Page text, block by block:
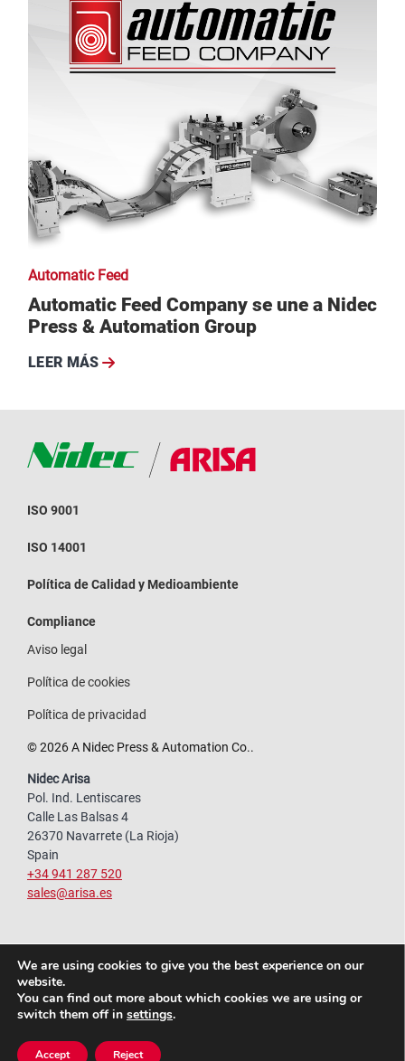
Automatic Feed
Automatic Feed Company se une a Nidec
Press & Automation Group
LEER MÁS
ISO 9001
ISO 14001
Política de Calidad y Medioambiente
Compliance
Aviso legal
Política de cookies
Política de privacidad
© 2026 A Nidec Press & Automation Co..
Nidec Arisa
Pol. Ind. Lentiscares
Calle Las Balsas 4
26370 Navarrete (La Rioja)
Spain
+34 941 287 520
sales@arisa.es
We are using cookies to give you the best experience on our
website.
You can find out more about which cookies we are using or
switch them off in settings.
Accept Reject